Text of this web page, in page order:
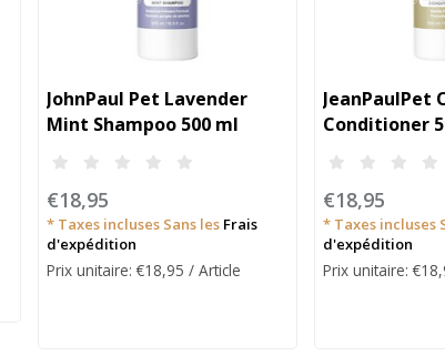
JohnPaul Pet Lavender
Mint Shampoo 500 ml
€18,95
* Taxes incluses Sans les Frais
d'expédition
Prix unitaire: €18,95 / Article
JeanPaulPet
Conditioner
€18,95
* Taxes incluses
d'expédition
Prix unitaire: